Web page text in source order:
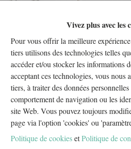
Vivez plus avec les
Pour vous offrir la meilleure
tiers utilisons des technologies telles
accéder et/ou stocker les informations
acceptant ces technologies, vous nous
tiers, à traiter des données
comportement de navigation ou les
site Web. Vous pouvez toujours
page via l'option 'cookies' ou
Politique de cookiesetPolitique de
Oups, cette page
À Vendre